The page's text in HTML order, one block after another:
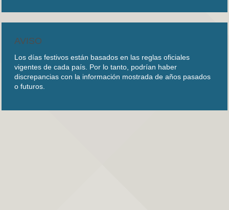
AVISO
Los días festivos están basados en las reglas oficiales
vigentes de cada país. Por lo tanto, podrían haber
discrepancias con la información mostrada de años pasados
o futuros.